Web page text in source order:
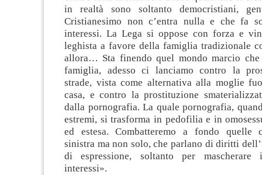
in realtà sono soltanto democristiani,
Cristianesimo non c’entra nulla e che fa
interessi. La Lega si oppose con forza e
leghista a favore della famiglia tradizionale
allora… Sta finendo quel mondo marcio che
famiglia, adesso ci lanciamo contro la
strade, vista come alternativa alla moglie
casa, e contro la prostituzione
dalla pornografia. La quale pornografia,
estremi, si trasforma in pedofilia e in
ed estesa. Combatteremo a fondo quelle
sinistra ma non solo, che parlano di diritti
di espressione, soltanto per
interessi».